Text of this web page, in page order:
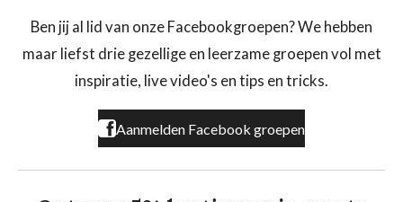
b
o
k
a
r
a
o
Ben jij al lid van onze Facebookgroepen? We hebben
maar liefst drie gezellige en leerzame groepen vol met
inspiratie, live video's en tips en tricks.
Aanmelden Facebook groepen